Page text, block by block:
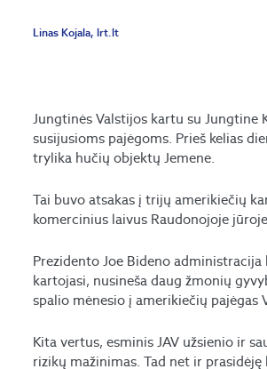
Linas Kojala, lrt.lt
Jungtinės Valstijos kartu su Jungtine
susijusioms pajėgoms. Prieš kelias
trylika hučių objektų Jemene.
Tai buvo atsakas į trijų amerikiečių
komercinius laivus Raudonojoje
Prezidento Joe Bideno
kartojasi, nusineša daug žmonių
spalio mėnesio į amerikiečių
Kita vertus, esminis JAV užsienio ir
rizikų mažinimas. Tad net ir